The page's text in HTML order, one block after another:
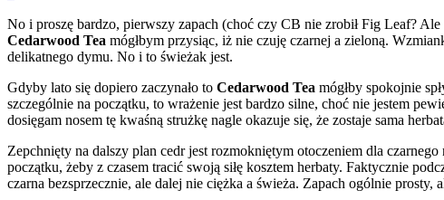
No i proszę bardzo, pierwszy zapach (choć czy CB nie zrobił Fig Leaf?
Cedarwood Tea mógłbym przysiąc, iż nie czuję czarnej a zieloną.
delikatnego dymu. No i to świeżak jest.
Gdyby lato się dopiero zaczynało to Cedarwood Tea mógłby spokojnie
szczególnie na początku, to wrażenie jest bardzo silne, choć nie jestem
dosięgam nosem tę kwaśną strużkę nagle okazuje się, że zostaje sama
Zepchnięty na dalszy plan cedr jest rozmokniętym otoczeniem dla
początku, żeby z czasem tracić swoją siłę kosztem herbaty. Faktycznie
czarna bezsprzecznie, ale dalej nie ciężka a świeża. Zapach ogólnie prosty,